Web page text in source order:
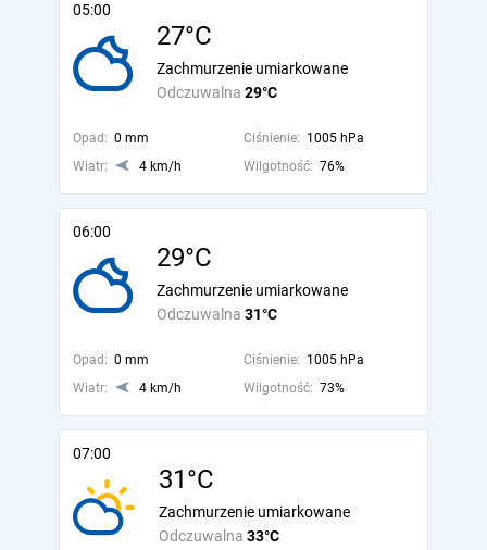
05:00
27°C
Odczuwalna 29°C
Zachmurzenie umiarkowane
Opad: 0 mm Ciśnienie: 1005 hPa
Wiatr:
4 km/h Wilgotność: 76%
06:00
29°C
Odczuwalna 31°C
Zachmurzenie umiarkowane
Opad: 0 mm Ciśnienie: 1005 hPa
Wiatr:
4 km/h Wilgotność: 73%
07:00
31°C
Odczuwalna 33°C
Zachmurzenie umiarkowane